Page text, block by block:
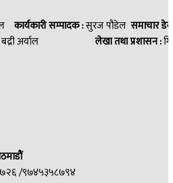
कार्यकारी सम्पादक :सुरज पौडेल समाचार
अर्याल लेखा तथा प्रशासन :
/९७४५३५८७९४